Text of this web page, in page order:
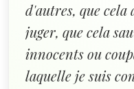
d'autres, que
juger, que cela
innocents ou
laquelle je suis